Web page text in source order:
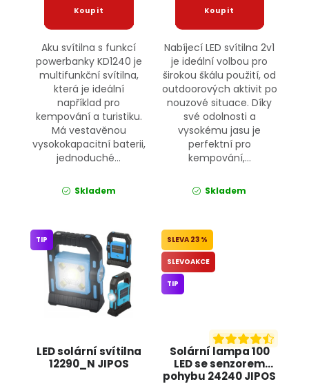
Aku svítilna s funkcí
powerbanky KD1240 je
multifunkční svítilna,
která je ideální
například pro
kempování a turistiku.
Má vestavěnou
vysokokapacitní baterii,
jednoduché...
Skladem
Nabíjecí LED svítilna 2v1
je ideální volbou pro
širokou škálu použití, od
outdoorových aktivit po
nouzové situace. Díky
své odolnosti a
vysokému jasu je
perfektní pro
kempování,...
Skladem
LED solární svítilna
12290_N JIPOS
TIP
Solární lampa 100
LED se senzorem
pohybu 24240 JIPOS
23 %
SLEVOAKCE
TIP